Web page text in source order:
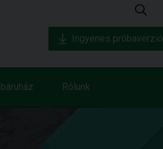
Rólunk
Ingyenes próbaverzió